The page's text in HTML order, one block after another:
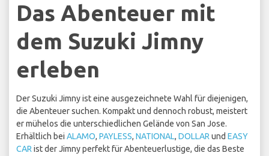
Das Abenteuer mit
dem Suzuki Jimny
erleben
Der Suzuki Jimny ist eine ausgezeichnete Wahl für diejenigen,
die Abenteuer suchen. Kompakt und dennoch robust, meistert
er mühelos die unterschiedlichen Gelände von San Jose.
Erhältlich bei ALAMO, PAYLESS, NATIONAL, DOLLAR und EASY
CAR ist der Jimny perfekt für Abenteuerlustige, die das Beste